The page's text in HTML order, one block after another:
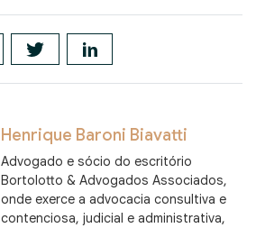
Henrique Baroni Biavatti
Advogado e sócio do escritório
Bortolotto & Advogados Associados,
onde exerce a advocacia consultiva e
contenciosa, judicial e administrativa,